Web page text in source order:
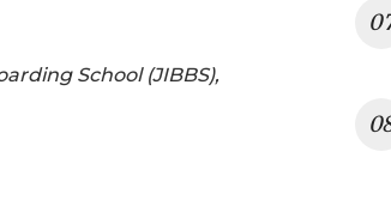
School (JIBBS),